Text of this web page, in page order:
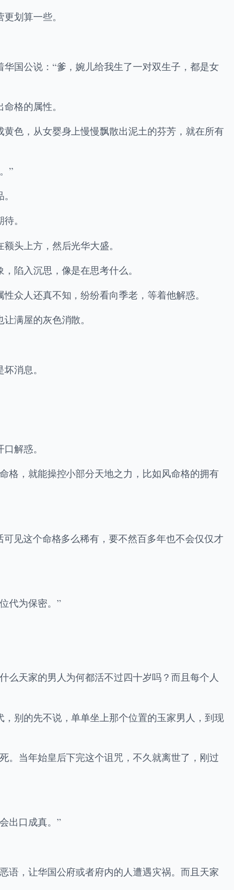
划算一些。
国公说：“爹，婉儿给我生了一对双生子，都是女
格的属性。
色，从女婴身上慢慢飘散出泥土的芬芳，就在所有
”
。
头上方，然后光华大盛。
陷入沉思，像是在思考什么。
众人还真不知，纷纷看向季老，等着他解惑。
满屋的灰色消散。
消息。
解惑。
格，就能操控小部分天地之力，比如风命格的拥有
见这个命格多么稀有，要不然百多年也不会仅仅才
代为保密。”
么天家的男人为何都活不过四十岁吗？而且每个人
别的先不说，单单坐上那个位置的玉家男人，到现
。当年始皇后下完这个诅咒，不久就离世了，刚过
出口成真。”
语，让华国公府或者府内的人遭遇灾祸。而且天家